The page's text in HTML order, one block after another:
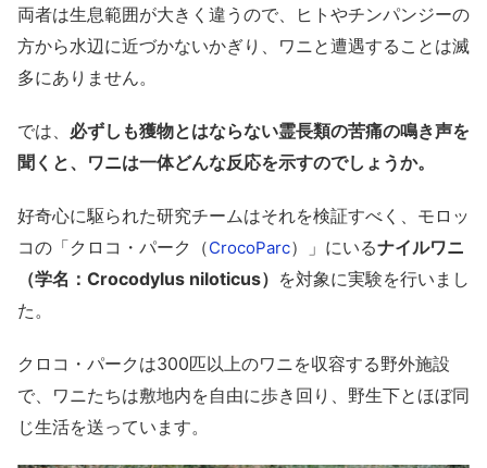
両者は生息範囲が大きく違うので、ヒトやチンパンジーの
方から水辺に近づかないかぎり、ワニと遭遇することは滅
多にありません。
では、 必ずしも獲物とはならない霊長類の苦痛の鳴き声を
聞くと、ワニは一体どんな反応を示すのでしょうか。
好奇心に駆られた研究チームはそれを検証すべく、モロッ
コの「クロコ・パーク（CrocoParc）」にいるナイルワニ
（学名：Crocodylus niloticus） を対象に実験を行いまし
た。
クロコ・パークは300匹以上のワニを収容する野外施設
で、ワニたちは敷地内を自由に歩き回り、野生下とほぼ同
じ生活を送っています。